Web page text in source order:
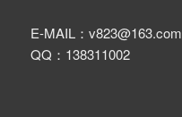
E-MAIL：v823@163.com
QQ：138311002